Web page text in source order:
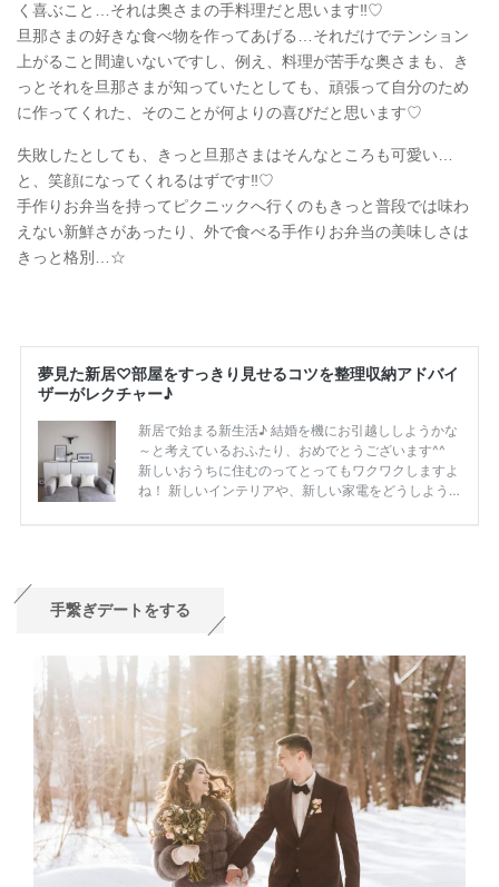
く喜ぶこと…それは奥さまの手料理だと思います‼︎♡
旦那さまの好きな食べ物を作ってあげる…それだけでテンション
上がること間違いないですし、例え、料理が苦手な奥さまも、き
っとそれを旦那さまが知っていたとしても、頑張って自分のため
に作ってくれた、そのことが何よりの喜びだと思います♡
失敗したとしても、きっと旦那さまはそんなところも可愛い…
と、笑顔になってくれるはずです‼︎♡
手作りお弁当を持ってピクニックへ行くのもきっと普段では味わ
えない新鮮さがあったり、外で食べる手作りお弁当の美味しさは
きっと格別…☆
手繋ぎデートをする